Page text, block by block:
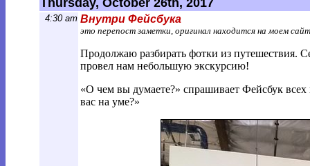
Thursday, October 26th, 2017
4:30 am Внутри Фейсбука
это перепост заметки, оригинал находится на моем
Продолжаю разбирать фотки из путешествия.
провел нам небольшую экскурсию!
«О чем вы думаете?» спрашивает Фейсбук всех
вас на уме?»